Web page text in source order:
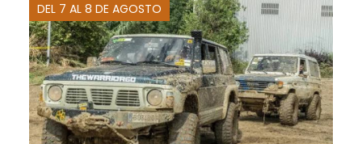
DEL 7 AL 8 DE AGOSTO